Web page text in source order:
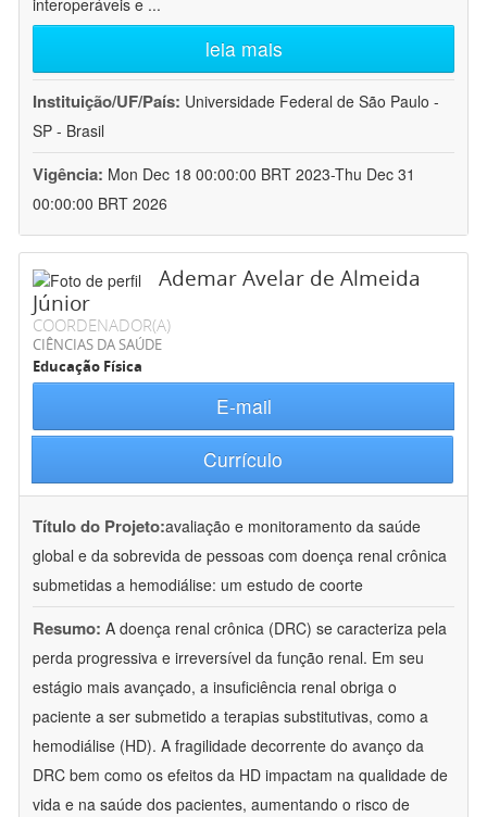
interoperáveis e ...
leia mais
Instituição/UF/País: Universidade Federal de São Paulo -
SP - Brasil
Vigência: Mon Dec 18 00:00:00 BRT 2023-Thu Dec 31
00:00:00 BRT 2026
Ademar Avelar de Almeida
Júnior
COORDENADOR(A)
CIÊNCIAS DA SAÚDE
Educação Física
E-mail
Currículo
Título do Projeto:avaliação e monitoramento da saúde
global e da sobrevida de pessoas com doença renal crônica
submetidas a hemodiálise: um estudo de coorte
Resumo: A doença renal crônica (DRC) se caracteriza pela
perda progressiva e irreversível da função renal. Em seu
estágio mais avançado, a insuficiência renal obriga o
paciente a ser submetido a terapias substitutivas, como a
hemodiálise (HD). A fragilidade decorrente do avanço da
DRC bem como os efeitos da HD impactam na qualidade de
vida e na saúde dos pacientes, aumentando o risco de